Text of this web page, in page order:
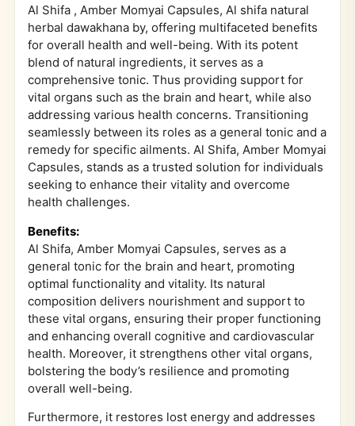
Al Shifa , Amber Momyai Capsules, Al shifa natural
herbal dawakhana by, offering multifaceted benefits
for overall health and well-being. With its potent
blend of natural ingredients, it serves as a
comprehensive tonic. Thus providing support for
vital organs such as the brain and heart, while also
addressing various health concerns. Transitioning
seamlessly between its roles as a general tonic and a
remedy for specific ailments. Al Shifa, Amber Momyai
Capsules, stands as a trusted solution for individuals
seeking to enhance their vitality and overcome
health challenges.
Benefits:
Al Shifa, Amber Momyai Capsules, serves as a
general tonic for the brain and heart, promoting
optimal functionality and vitality. Its natural
composition delivers nourishment and support to
these vital organs, ensuring their proper functioning
and enhancing overall cognitive and cardiovascular
health. Moreover, it strengthens other vital organs,
bolstering the body’s resilience and promoting
overall well-being.
Furthermore, it restores lost energy and addresses